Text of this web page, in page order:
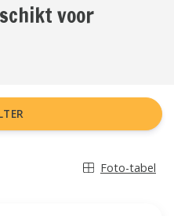
voor
Foto-tabel